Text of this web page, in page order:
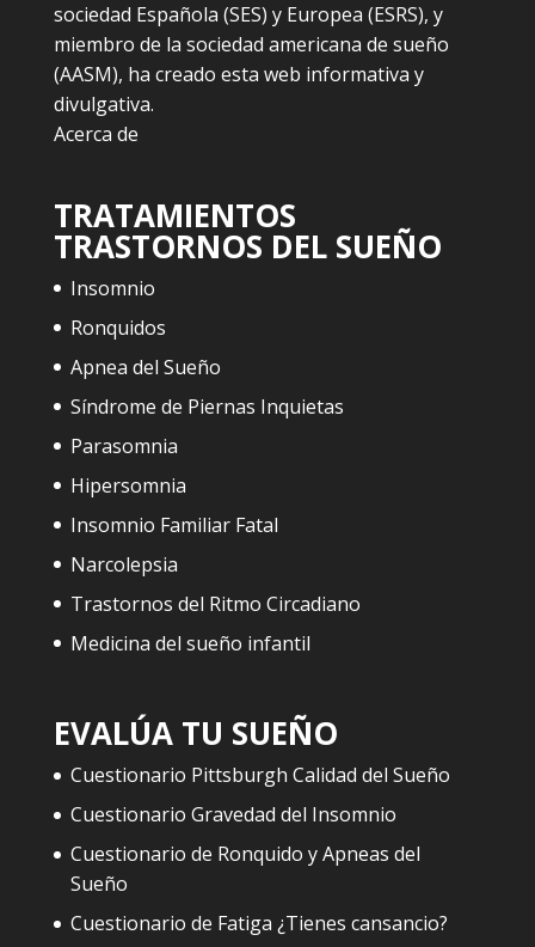
sociedad Española (SES) y Europea (ESRS), y
miembro de la sociedad americana de sueño
(AASM), ha creado esta web informativa y
divulgativa.
Acerca de
TRATAMIENTOS
TRASTORNOS DEL SUEÑO
Insomnio
Ronquidos
Apnea del Sueño
Síndrome de Piernas Inquietas
Parasomnia
Hipersomnia
Insomnio Familiar Fatal
Narcolepsia
Trastornos del Ritmo Circadiano
Medicina del sueño infantil
EVALÚA TU SUEÑO
Cuestionario Pittsburgh Calidad del Sueño
Cuestionario Gravedad del Insomnio
Cuestionario de Ronquido y Apneas del
Sueño
Cuestionario de Fatiga ¿Tienes cansancio?